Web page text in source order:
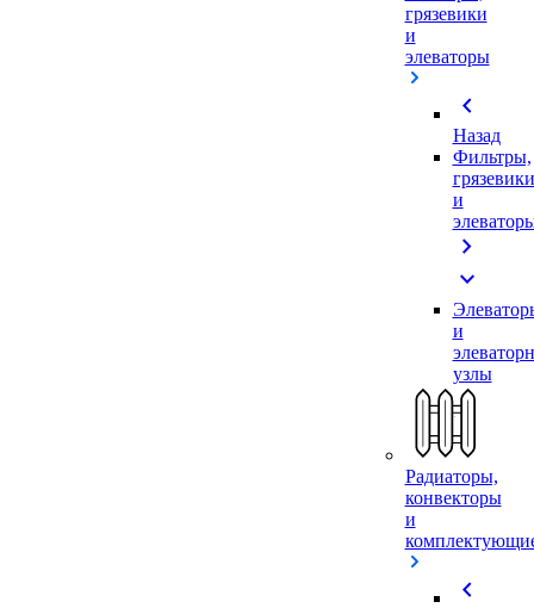
грязевики
и
элеваторы
chevron_left
Назад
Фильтры,
грязевики
и
chevron_right
expand_more
и
узлы
Радиаторы,
конвекторы
и
chevron_left